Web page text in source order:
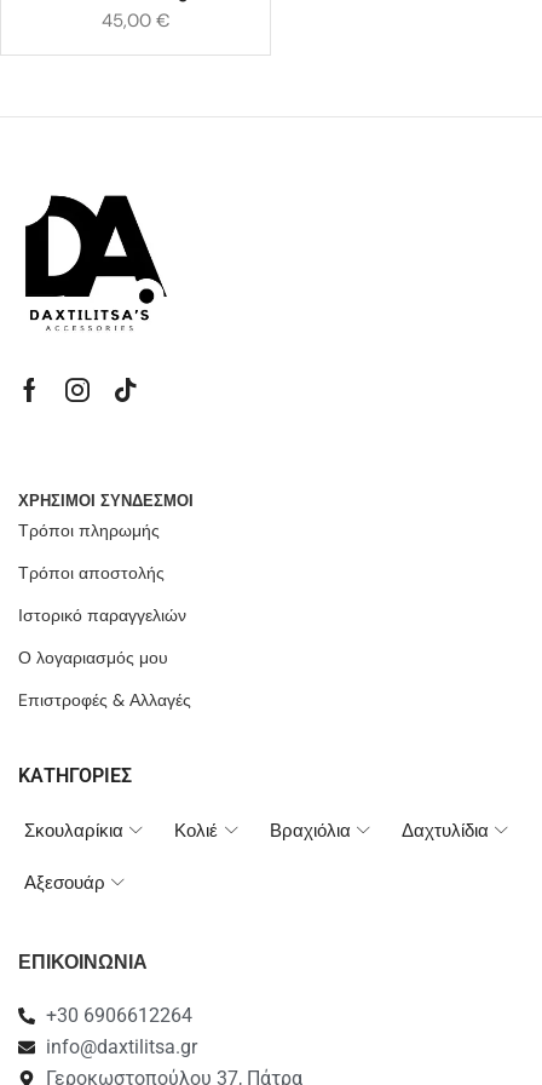
45,00 €
ΧΡΗΣΙΜΟΙ ΣΥΝΔΕΣΜΟΙ
Τρόποι πληρωμής
Τρόποι αποστολής
Ιστορικό παραγγελιών
Ο λογαριασμός μου
Eπιστροφές & Αλλαγές
ΚΑΤΗΓΟΡΙΕΣ
Σκουλαρίκια Κολιέ Βραχιόλια Δαχτυλίδια
Αξεσουάρ
ΕΠΙΚΟΙΝΩΝΙΑ
+30 6906612264
info@daxtilitsa.gr
Γεροκωστοπούλου 37, Πάτρα